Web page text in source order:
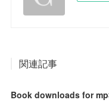
関連記事